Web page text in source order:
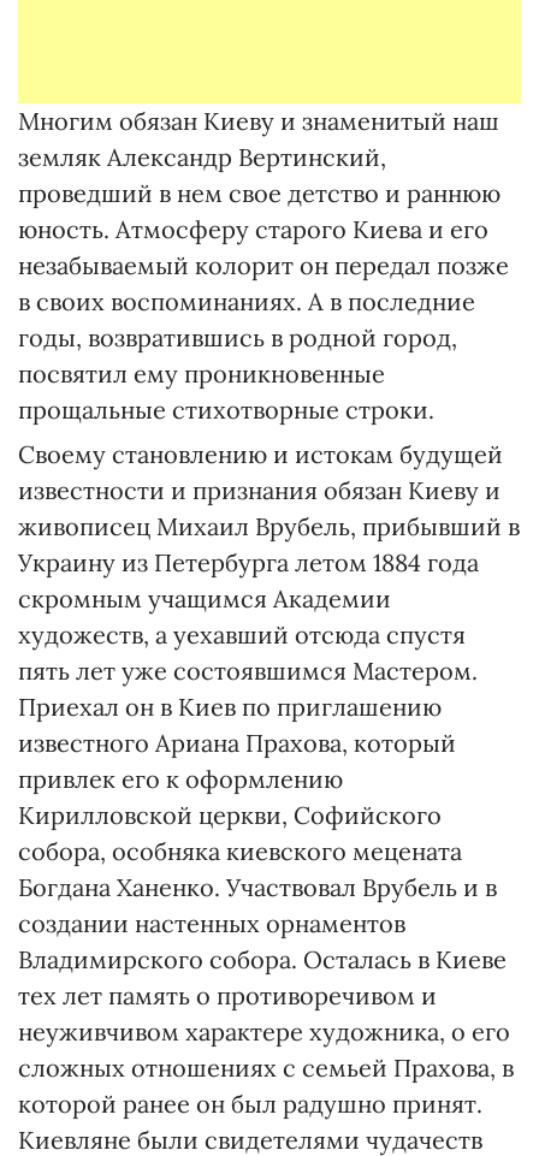
Многим обязан Киеву и знаменитый наш
земляк Александр Вертинский,
проведший в нем свое детство и раннюю
юность. Атмосферу старого Киева и его
незабываемый колорит он передал позже
в своих воспоминаниях. А в последние
годы, возвратившись в родной город,
посвятил ему проникновенные
прощальные стихотворные строки.
Своему становлению и истокам будущей
известности и признания обязан Киеву и
живописец Михаил Врубель, прибывший в
Украину из Петербурга летом 1884 года
скромным учащимся Академии
художеств, а уехавший отсюда спустя
пять лет уже состоявшимся Мастером.
Приехал он в Киев по приглашению
известного Ариана Прахова, который
привлек его к оформлению
Кирилловской церкви, Софийского
собора, особняка киевского мецената
Богдана Ханенко. Участвовал Врубель и в
создании настенных орнаментов
Владимирского собора. Осталась в Киеве
тех лет память о противоречивом и
неуживчивом характере художника, о его
сложных отношениях с семьей Прахова, в
которой ранее он был радушно принят.
Киевляне были свидетелями чудачеств